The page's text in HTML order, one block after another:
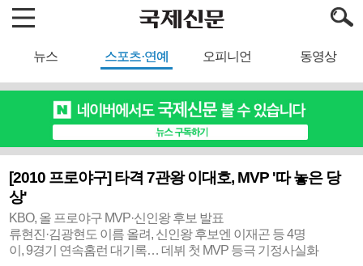
뉴스 스포츠·연예 오피니언 동영상
[2010 프로야구] 타격 7관왕 이대호, MVP '따 놓은 당
상'
KBO, 올 프로야구 MVP·신인왕 후보 발표
류현진·김광현도 이름 올려, 신인왕 후보엔 이재곤 등 4명
이, 9경기 연속홈런 대기록… 데뷔 첫 MVP 등극 기정사실화